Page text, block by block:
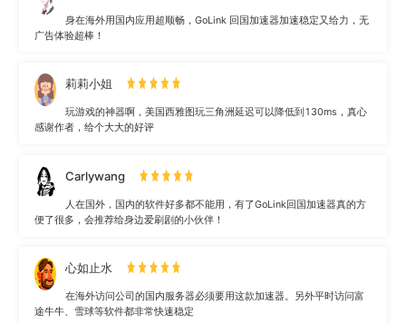
身在海外用国内应用超顺畅，GoLink 回国加速器加速稳定又给力，无
广告体验超棒！
莉莉小姐
玩游戏的神器啊，美国西雅图玩三角洲延迟可以降低到130ms，真心
感谢作者，给个大大的好评
Carlywang
人在国外，国内的软件好多都不能用，有了GoLink回国加速器真的方
便了很多，会推荐给身边爱刷剧的小伙伴！
心如止水
在海外访问公司的国内服务器必须要用这款加速器。另外平时访问富
途牛牛、雪球等软件都非常快速稳定